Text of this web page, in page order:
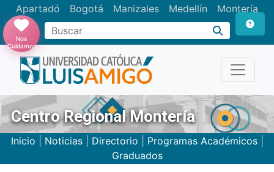
Apartadó Bogotá Manizales Medellín Montería
Nos
Cuidamos
Centro Regional Montería
Inicio Noticias| Directorio Programas Académicos|
Graduados